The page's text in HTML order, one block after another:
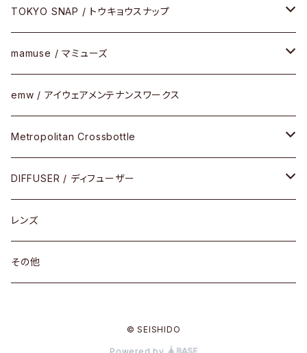
小物
その他
メタルフレーム
コンビフレーム
メガネ
サングラス
その他
TOKYO SNAP / トウキョウスナップ
セルフレーム
メタルフレーム
コンビネーション
mamuse / マミューズ
セル
メタル
コンビ
emw / アイウェアメンテナンスワークス
Metropolitan Crossbottle
30cm×30cm
18cm×13cm
DIFFUSER / ディフューザー
グラスコード
メガネケース
レンズ
その他
© SEISHIDO